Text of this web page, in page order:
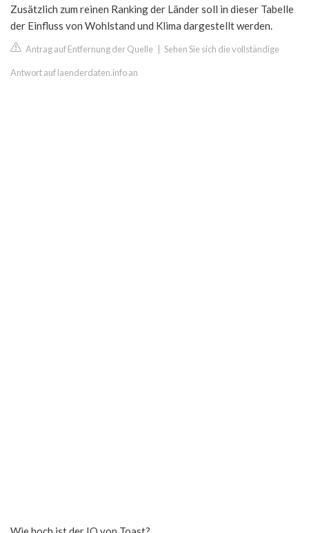
Zusätzlich zum reinen Ranking der Länder soll in dieser Tabelle
der Einfluss von Wohlstand und Klima dargestellt werden.
Antrag auf Entfernung der Quelle Sehen Sie sich die vollständige
Antwort auf laenderdaten.info an